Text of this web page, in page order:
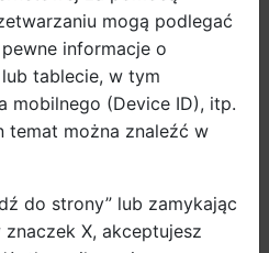
do
80 km
tras
rowerowych
mogą podlegać
informacje o
tablecie, w tym
mobilnego (Device ID), itp.
temat można znaleźć w
do strony” lub zamykając
X, akceptujesz